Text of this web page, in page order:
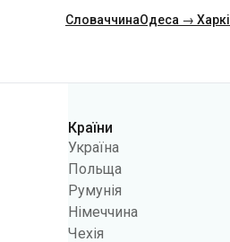
СловаччинаОдеса →
Категорії
Країни
Україна
Польща
Румунія
Німеччина
Чехія